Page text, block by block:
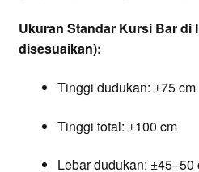
Ukuran Standar Kursi Bar di
disesuaikan):
Tinggi dudukan: ±75 cm
Tinggi total: ±100 cm
Lebar dudukan: ±45–50